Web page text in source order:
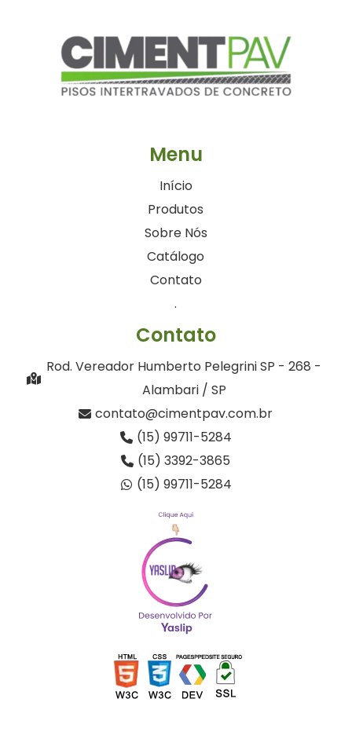
Menu
Início
Produtos
Sobre Nós
Catálogo
Contato
.
Contato
Rod. Vereador Humberto Pelegrini SP - 268 -
Alambari / SP
contato@cimentpav.com.br
(15) 99711-5284
(15) 3392-3865
(15) 99711-5284